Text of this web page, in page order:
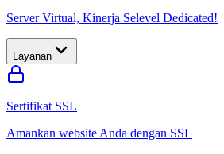
Server Virtual, Kinerja Selevel Dedicated!
Layanan
Sertifikat SSL
Amankan website Anda dengan SSL